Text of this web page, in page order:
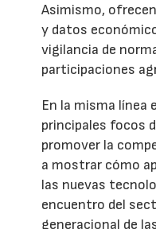
Asimismo,
y datos
vigilancia de
participaciones
En la misma línea
principales focos
promover la
a mostrar cómo
las nuevas
encuentro del
generacional de